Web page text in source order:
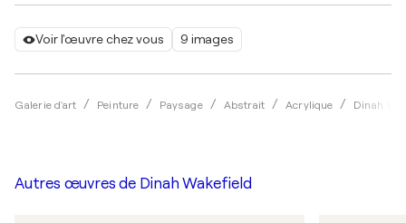
Voir l'œuvre chez vous 9 images
Galerie d'art Peinture Paysage Abstrait Acrylique Dinah
Autres œuvres de Dinah Wakefield